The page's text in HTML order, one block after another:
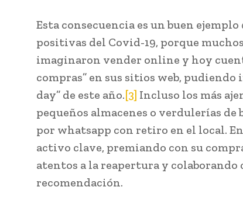
Esta consecuencia es un buen
positivas del Covid-19, porque
imaginaron vender online y hoy
compras” en sus sitios web,
day” de este año.[3] Incluso los más
pequeños almacenes o verdulerías
por whatsapp con retiro en el local.
activo clave, premiando con su
atentos a la reapertura y colaborando
recomendación.